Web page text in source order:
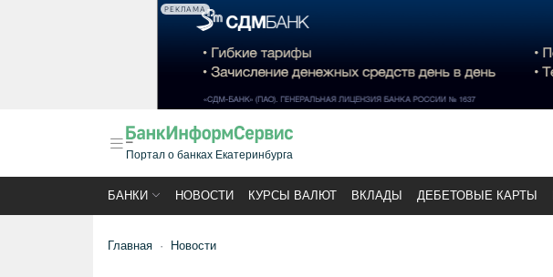
РЕКЛАМА
Портал о банках Екатеринбурга
БАНКИ НОВОСТИ КУРСЫ ВАЛЮТ ВКЛАДЫ ДЕБЕТОВЫЕ КАРТЫ
Главная Новости